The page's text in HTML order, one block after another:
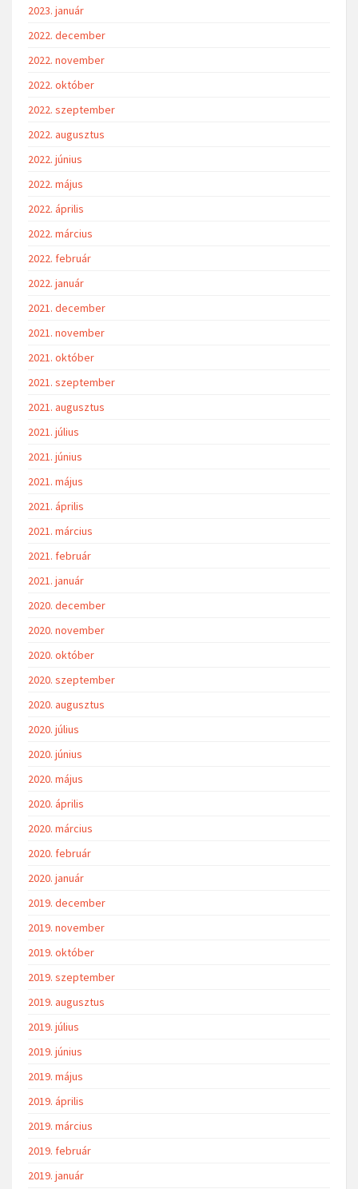
2023. január
2022. december
2022. november
2022. október
2022. szeptember
2022. augusztus
2022. június
2022. május
2022. április
2022. március
2022. február
2022. január
2021. december
2021. november
2021. október
2021. szeptember
2021. augusztus
2021. július
2021. június
2021. május
2021. április
2021. március
2021. február
2021. január
2020. december
2020. november
2020. október
2020. szeptember
2020. augusztus
2020. július
2020. június
2020. május
2020. április
2020. március
2020. február
2020. január
2019. december
2019. november
2019. október
2019. szeptember
2019. augusztus
2019. július
2019. június
2019. május
2019. április
2019. március
2019. február
2019. január